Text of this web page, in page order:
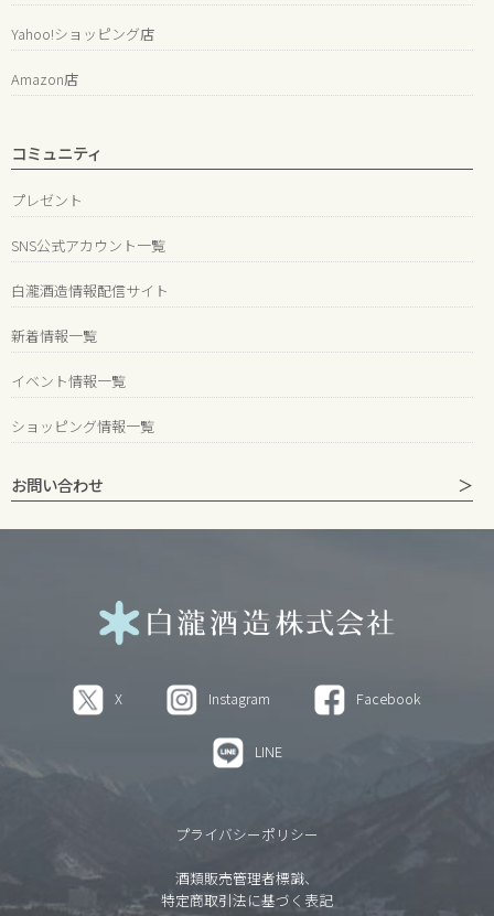
Yahoo!ショッピング店
Amazon店
コミュニティ
プレゼント
SNS公式アカウント一覧
白瀧酒造情報配信サイト
新着情報一覧
イベント情報一覧
ショッピング情報一覧
お問い合わせ
X Instagram Facebook
LINE
プライバシーポリシー
酒類販売管理者標識、
特定商取引法に基づく表記